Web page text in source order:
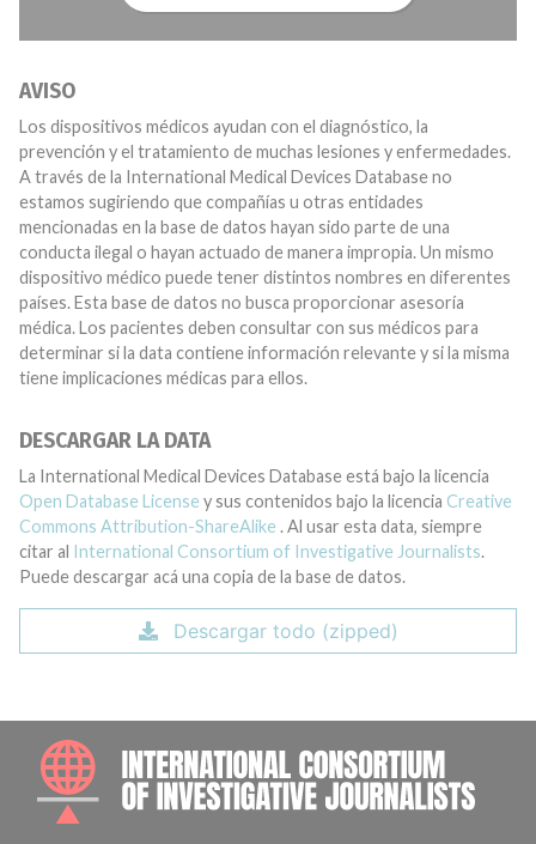
AVISO
Los dispositivos médicos ayudan con el diagnóstico, la
prevención y el tratamiento de muchas lesiones y enfermedades.
A través de la International Medical Devices Database no
estamos sugiriendo que compañías u otras entidades
mencionadas en la base de datos hayan sido parte de una
conducta ilegal o hayan actuado de manera impropia. Un mismo
dispositivo médico puede tener distintos nombres en diferentes
países. Esta base de datos no busca proporcionar asesoría
médica. Los pacientes deben consultar con sus médicos para
determinar si la data contiene información relevante y si la misma
tiene implicaciones médicas para ellos.
DESCARGAR LA DATA
La International Medical Devices Database está bajo la licencia
Open Database License y sus contenidos bajo la licencia Creative
Commons Attribution-ShareAlike . Al usar esta data, siempre
citar al International Consortium of Investigative Journalists.
Puede descargar acá una copia de la base de datos.
Descargar todo (zipped)